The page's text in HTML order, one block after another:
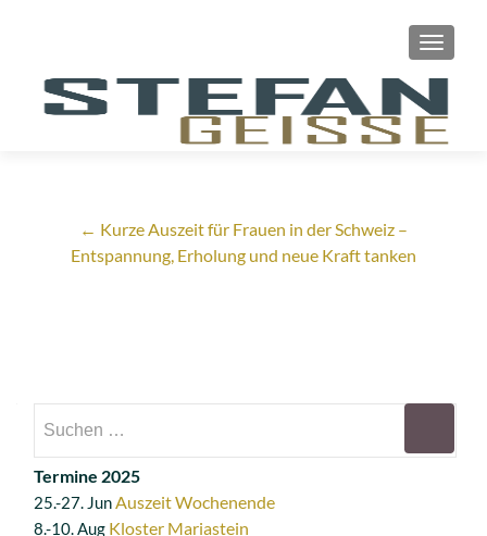
← Kurze Auszeit für Frauen in der Schweiz –
Entspannung, Erholung und neue Kraft tanken
Termine 2025
25.-27. JunAuszeit Wochenende
8.-10. Aug Kloster Mariastein